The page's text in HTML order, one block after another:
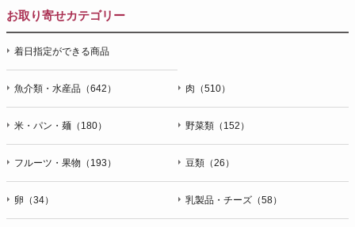
お取り寄せカテゴリー
着日指定ができる商品
魚介類・水産品（642） 肉（510）
米・パン・麺（180） 野菜類（152）
フルーツ・果物（193） 豆類（26）
卵（34） 乳製品・チーズ（58）